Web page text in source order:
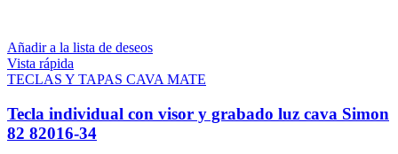
Añadir a la lista de deseos
Vista rápida
TECLAS Y TAPAS CAVA MATE
Tecla individual con visor y grabado luz cava Simon
82 82016-34